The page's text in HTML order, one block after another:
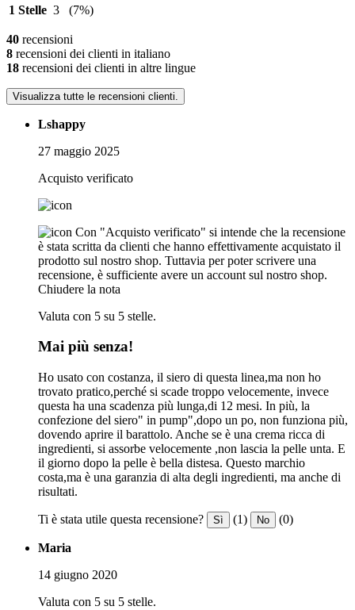
1 Stelle 3 (7%)
40 recensioni
8 recensioni dei clienti in italiano
18 recensioni dei clienti in altre lingue
Visualizza tutte le recensioni clienti.
Lshappy
27 maggio 2025
Acquisto verificato
Con "Acquisto verificato" si intende che la recensione
è stata scritta da clienti che hanno effettivamente acquistato il
prodotto sul nostro shop. Tuttavia per poter scrivere una
recensione, è sufficiente avere un account sul nostro shop.
Chiudere la nota
Valuta con 5 su 5 stelle.
Mai più senza!
Ho usato con costanza, il siero di questa linea,ma non ho
trovato pratico,perché si scade troppo velocemente, invece
questa ha una scadenza più lunga,di 12 mesi. In più, la
confezione del siero" in pump",dopo un po, non funziona più,
dovendo aprire il barattolo. Anche se è una crema ricca di
ingredienti, si assorbe velocemente ,non lascia la pelle unta. E
il giorno dopo la pelle è bella distesa. Questo marchio
costa,ma è una garanzia di alta degli ingredienti, ma anche di
risultati.
Ti è stata utile questa recensione? Sì (1) No (0)
Maria
14 giugno 2020
Valuta con 5 su 5 stelle.